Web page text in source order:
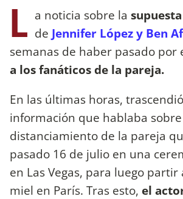
L a noticia sobre la
de Jennifer López y Ben
semanas de haber pasado por
a los fanáticos de la pareja.
En las últimas horas,
información que hablaba
distanciamiento de la pareja
pasado 16 de julio en una
en Las Vegas, para luego
miel en París. Tras esto, el